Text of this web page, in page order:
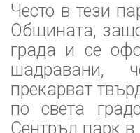
Често в тези
Общината,
града и се
шадравани,
прекарват
по света
Сентръл парк